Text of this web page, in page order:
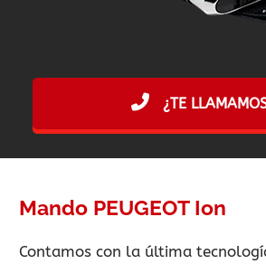
¿TE
Mando PEUGEOT Ion
Contamos con la última